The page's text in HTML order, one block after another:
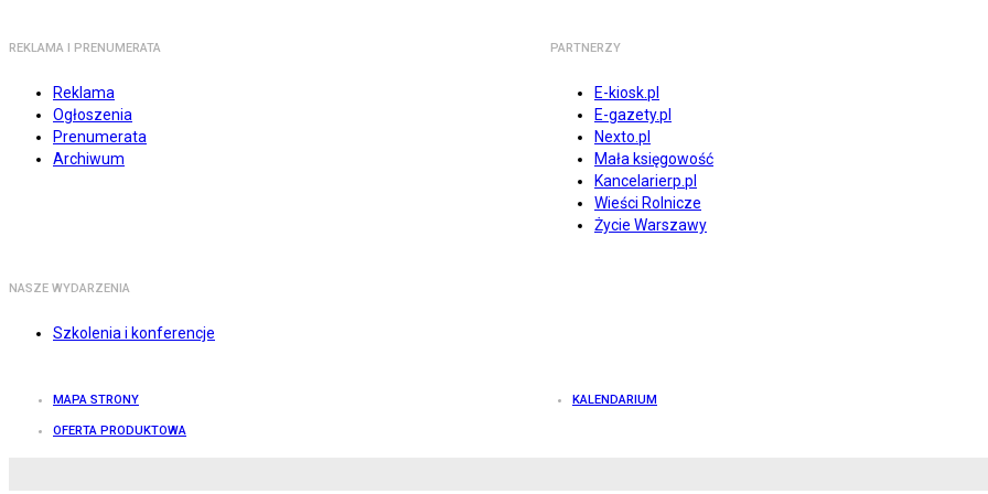
REKLAMA I PRENUMERATA
Reklama
Ogłoszenia
Prenumerata
Archiwum
PARTNERZY
E-kiosk.pl
E-gazety.pl
Nexto.pl
Mała księgowość
Kancelarierp.pl
Wieści Rolnicze
Życie Warszawy
NASZE WYDARZENIA
Szkolenia i konferencje
MAPA STRONY KALENDARIUM
OFERTA PRODUKTOWA